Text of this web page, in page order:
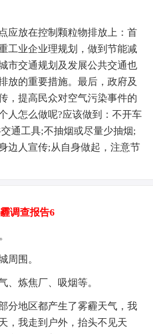
应放在控制颗粒物排放上：首
工业企业理规划，做到节能减
市交通规划及发展公共交通也
放的重要措施。最后，政府及
，提高民众对空气污染事件的
人怎么做呢?应该做到：不开车
通工具;不抽烟或尽量少抽烟;
边人宣传;从自身做起，注意节
调查报告6
周围。
、炼焦厂、吸烟等。
分地区都产生了雾霾天气，我
，我走到户外，抬头不见天